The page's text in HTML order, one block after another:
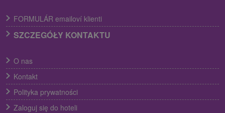
FORMULÁR emailoví klienti
SZCZEGÓŁY KONTAKTU
O nas
Kontakt
Polityka prywatności
Zaloguj się do hoteli